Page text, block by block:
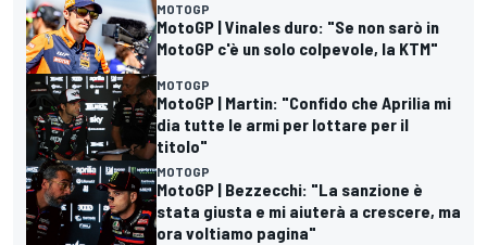
MOTOGP
MotoGP | Vinales duro: "Se non sarò in
MotoGP c'è un solo colpevole, la KTM"
MOTOGP
MotoGP | Martin: "Confido che Aprilia mi
dia tutte le armi per lottare per il
titolo"
MOTOGP
MotoGP | Bezzecchi: "La sanzione è
stata giusta e mi aiuterà a crescere, ma
ora voltiamo pagina"